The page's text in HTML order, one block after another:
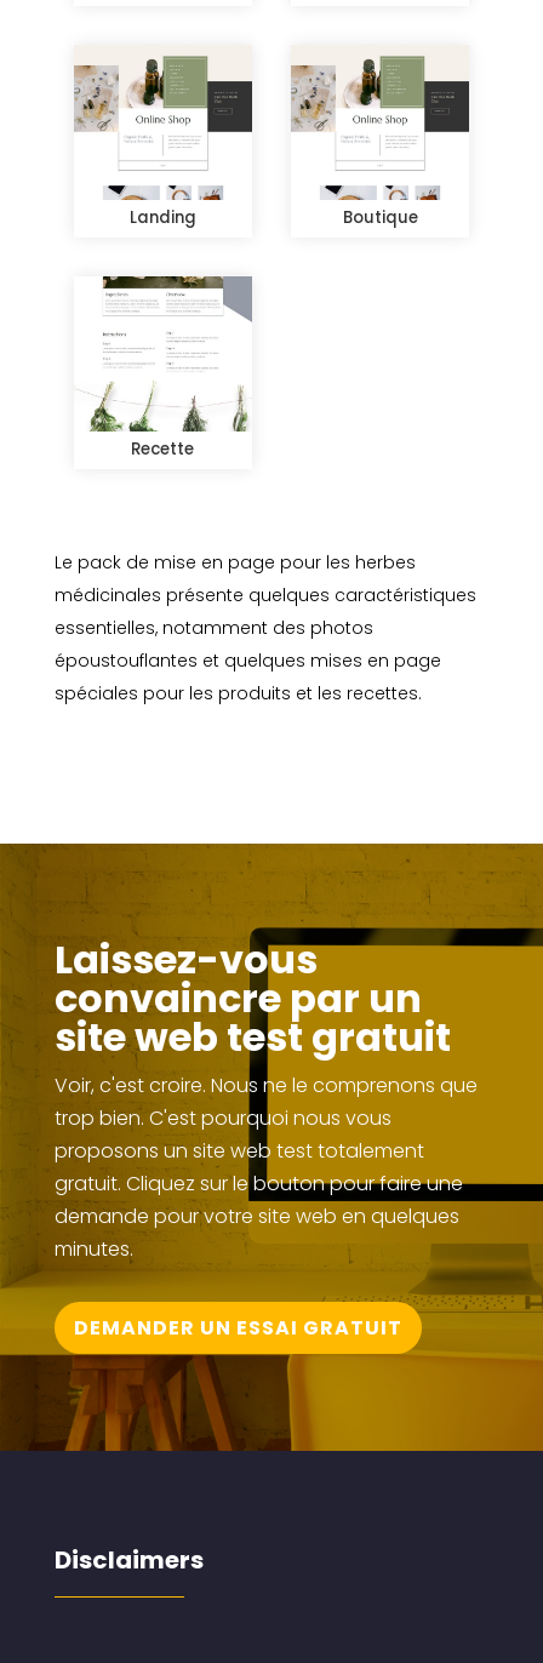
Le pack de mise en page pour les herbes
médicinales présente quelques caractéristiques
essentielles, notamment des photos
époustouflantes et quelques mises en page
spéciales pour les produits et les recettes.
Landing Boutique
Recette
Laissez-vous
convaincre par un
site web test gratuit
Voir, c'est croire. Nous ne le comprenons que
trop bien. C'est pourquoi nous vous
proposons un site web test totalement
gratuit. Cliquez sur le bouton pour faire une
demande pour votre site web en quelques
minutes.
DEMANDER UN ESSAI GRATUIT
Disclaimers